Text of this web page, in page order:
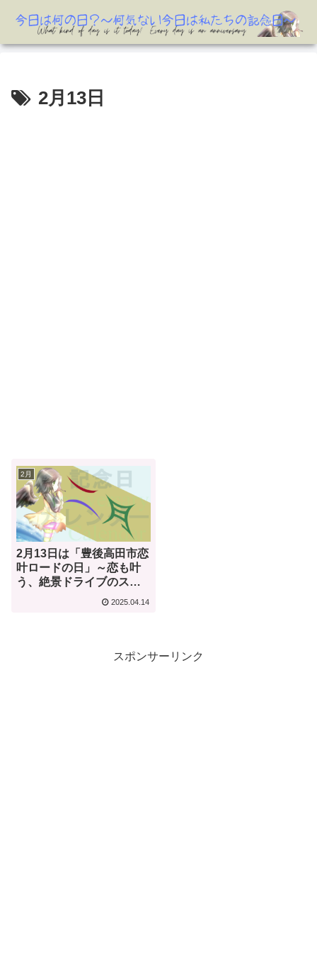
2月13日
2月
2月13日は「豊後高田市恋
叶ロードの日」～恋も叶
う、絶景ドライブのスス
メ～【何気ない今日は何
2025.04.14
スポンサーリンク